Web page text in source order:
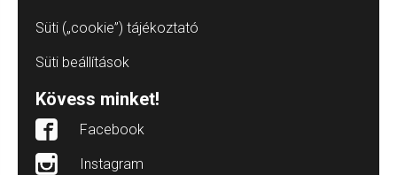
Süti („cookie”) tájékoztató
Süti beállítások
Kövess minket!
Facebook
Instagram